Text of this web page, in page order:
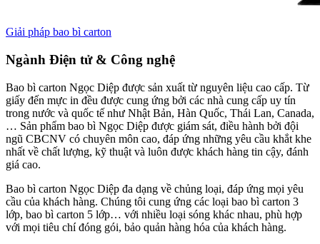
Giải pháp bao bì carton
Ngành Điện tử & Công nghệ
Bao bì carton Ngọc Diệp được sản xuất từ nguyên liệu cao cấp. Từ
giấy đến mực in đều được cung ứng bởi các nhà cung cấp uy tín
trong nước và quốc tế như Nhật Bản, Hàn Quốc, Thái Lan, Canada,
… Sản phẩm bao bì Ngọc Diệp được giám sát, điều hành bởi đội
ngũ CBCNV có chuyên môn cao, đáp ứng những yêu cầu khắt khe
nhất về chất lượng, kỹ thuật và luôn được khách hàng tin cậy, đánh
giá cao.
Bao bì carton Ngọc Diệp đa dạng về chủng loại, đáp ứng mọi yêu
cầu của khách hàng. Chúng tôi cung ứng các loại bao bì carton 3
lớp, bao bì carton 5 lớp… với nhiều loại sóng khác nhau, phù hợp
với mọi tiêu chí đóng gói, bảo quản hàng hóa của khách hàng.